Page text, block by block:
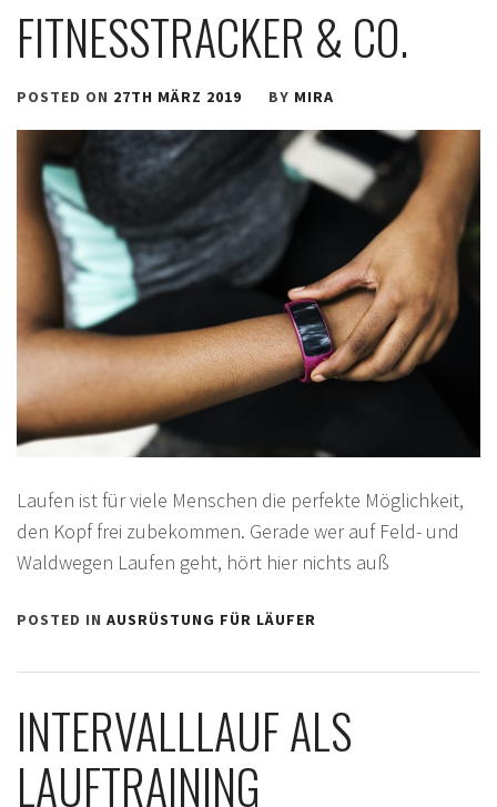
FITNESSTRACKER & CO.
POSTED ON 27TH MÄRZ 2019 BY MIRA
Laufen ist für viele Menschen die perfekte Möglichkeit,
den Kopf frei zubekommen. Gerade wer auf Feld- und
Waldwegen Laufen geht, hört hier nichts auß
POSTED IN AUSRÜSTUNG FÜR LÄUFER
INTERVALLLAUF ALS
LAUFTRAINING